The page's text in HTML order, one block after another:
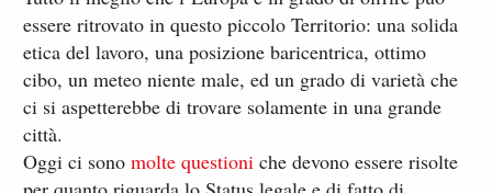
essere ritrovato in questo piccolo Territorio: una solida
etica del lavoro, una posizione baricentrica, ottimo
cibo, un meteo niente male, ed un grado di varietà che
ci si aspetterebbe di trovare solamente in una grande
città.
Oggi ci sonomolte questioni che devono essere risolte